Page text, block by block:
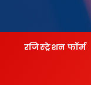
रजिस्ट्रेशन फॉर्म